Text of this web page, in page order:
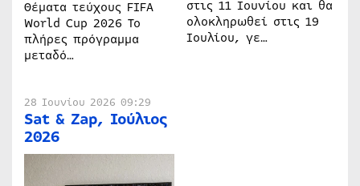
Θέματα τεύχους FIFA
World Cup 2026 Το
πλήρες πρόγραμμα
μεταδό…
στις 11 Ιουνίου και θα
ολοκληρωθεί στις 19
Ιουλίου, γε…
28 Ιουνίου 2026 09:29
Sat & Zap, Ιούλιος
2026